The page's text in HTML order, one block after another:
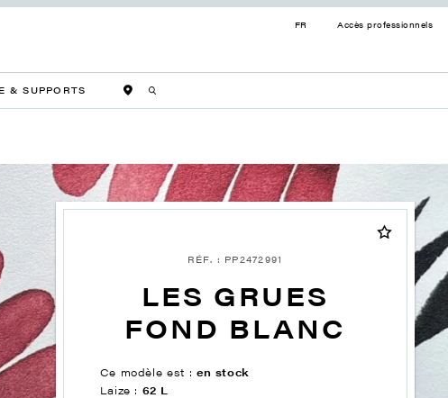
FR Accès professionnels
& SUPPORTS
RÉF. : PP2472991
LES GRUES
FOND BLANC
Ce modèle est : en stock
Laize : 62 L